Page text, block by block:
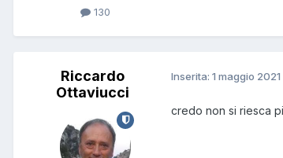
130
Riccardo
Ottaviucci
Inserita: 1 maggio 2021
credo non si riesca